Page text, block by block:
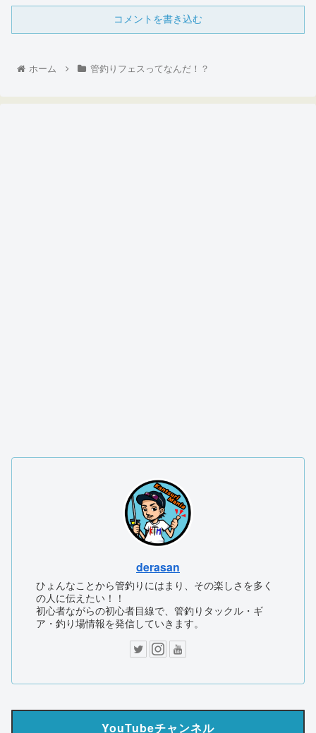
コメントを書き込む
ホーム 管釣りフェスってなんだ！？
derasan
ひょんなことから管釣りにはまり、その楽しさを多く
の人に伝えたい！！
初心者ながらの初心者目線で、管釣りタックル・ギ
ア・釣り場情報を発信していきます。
YouTubeチャンネル